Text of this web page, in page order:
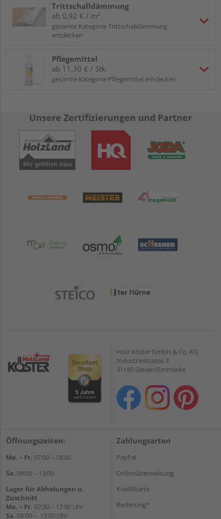
Trittschalldämmung
ab 0,92 € / m²
gesamte Kategorie Trittschalldämmung
entdecken
Pflegemittel
ab 11,30 € / Stk.
gesamte Kategorie Pflegemittel entdecken
Unsere Zertifizierungen und Partner
Holz Köster GmbH & Co. KG
Industriestrasse 3
31180 Giesen/Emmerke
Öffnungszeiten:
Mo. – Fr. 07:00 – 18:00
Sa. 09:00 – 13:00
Lager für Abholungen u.
Zuschnitt
Mo. – Fr. 07:30 – 17:00 Uhr
Sa. 09:00 – 13:00 Uhr
Zahlungsarten
PayPal
Onlineüberweisung
Kreditkarte
Rechnung*